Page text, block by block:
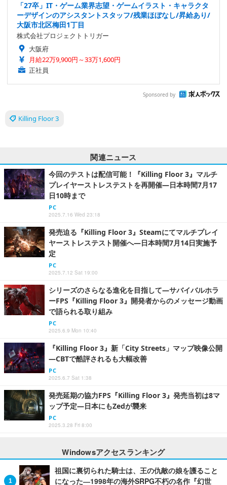
「27卒」IT・ゲーム業界志望・ゲームイラスト・キャラクタ
ーデザインのアシスタントスタッフ/残業ほぼなし/昇給あり/
大阪市北区梅田1丁目
株式会社プロジェクトトリガー
大阪府
月給22万9,900円～33万1,600円
正社員
Sponsored by
Killing Floor 3
関連ニュース
今回のテストは配信可能！『Killing Floor 3』マルチ
プレイヤーストレステストを再開催―日本時間7月17
日10時まで
PC
2025.7.16 Wed 23:18
発売迫る『Killing Floor 3』Steamにてマルチプレイ
ヤーストレステスト開催へ―日本時間7月14日実施予
定
PC
2025.7.12 Sat 19:00
シリーズのさらなる進化を目指して―サバイバルホラ
ーFPS『Killing Floor 3』開発者からのメッセージ動画
で語られる取り組み
PC
2025.6.9 Mon 10:40
『Killing Floor 3』新「City Streets」マップ映像公開
―CBTで酷評されるも大幅改善
PC
2025.6.7 Sat 1:38
発売延期の協力FPS『Killing Floor 3』発売当初は8マ
ップ予定―日本にもZedが襲来
PC
2025.3.28 Fri 8:00
Windowsアクセスランキング
祖国に裏切られた騎士は、王の仇敵の娘を護ること
になった―1998年の海外SRPG不朽の名作『幻世